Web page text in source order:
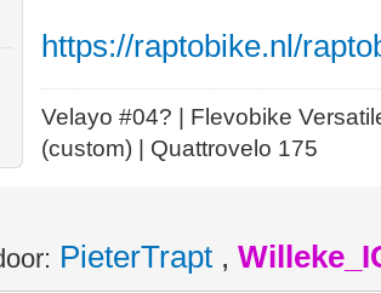
https://raptobike.nl/
Velayo #04? | Flevobike
(custom) | Quattrovelo 175
PieterTrapt ,